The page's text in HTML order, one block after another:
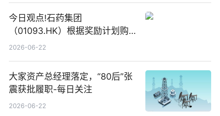
今日观点!石药集团
（01093.HK）根据奖励计划购
回580万股
2026-06-22
大家资产总经理落定，“80后”张
震获批履职-每日关注
2026-06-22